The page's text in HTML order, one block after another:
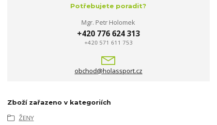
Potřebujete poradit?
Mgr. Petr Holomek
+420 776 624 313
+420 571 611 753
obchod@holassport.cz
Zboží zařazeno v kategoriích
ŽENY